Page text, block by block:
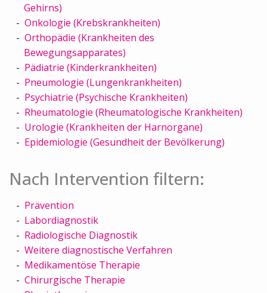
Gehirns)
Onkologie (Krebskrankheiten)
Orthopädie (Krankheiten des
Bewegungsapparates)
Pädiatrie (Kinderkrankheiten)
Pneumologie (Lungenkrankheiten)
Psychiatrie (Psychische Krankheiten)
Rheumatologie (Rheumatologische Krankheiten)
Urologie (Krankheiten der Harnorgane)
Epidemiologie (Gesundheit der Bevölkerung)
Nach Intervention filtern:
Prävention
Labordiagnostik
Radiologische Diagnostik
Weitere diagnostische Verfahren
Medikamentöse Therapie
Chirurgische Therapie